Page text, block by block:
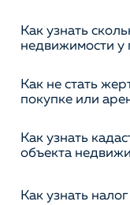
Как узнать
недвижимости
Как не стать
покупке или
Как узнать
объекта
Как узнать